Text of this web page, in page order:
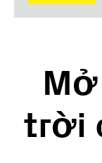
trời